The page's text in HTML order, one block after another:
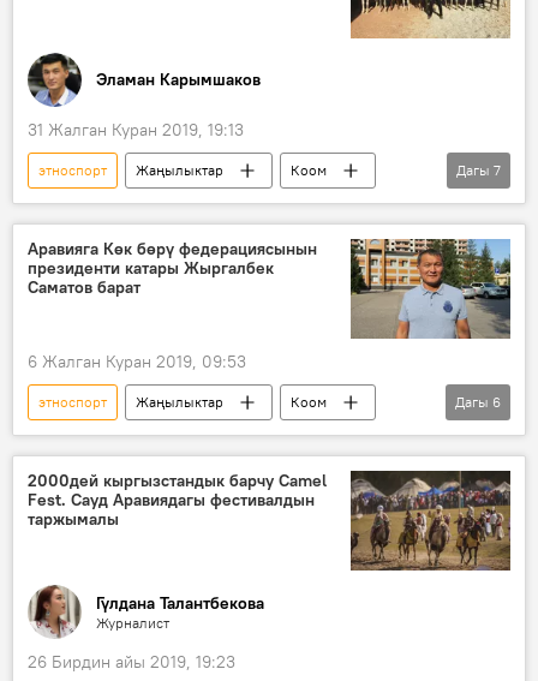
Эламан Карымшаков
31 Жалган Куран 2019, 19:13
этноспорт Жаңылыктар
Коом
Кыргызстан
Сауд Аравиясы
топоз
тайган
фестиваль
2000дей кыргызстандык бара турган Сауд Аравиядагы Camel Fest
Дагы 7
Аравияга Көк бөрү федерациясынын
президенти катары Жыргалбек
Саматов барат
6 Жалган Куран 2019, 09:53
этноспорт Жаңылыктар
Коом
Кыргызстан
Спорт
Жыргалбек Саматов
Сауд Аравиясы
Көк бөрү
фестиваль
Дагы 6
2000дей кыргызстандык барчу Camel
Fest. Сауд Аравиядагы фестивалдын
таржымалы
Гүлдана Талантбекова
Журналист
26 Бирдин айы 2019, 19:23